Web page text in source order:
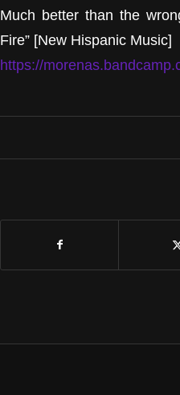
Much better than the
Fire” [New Hispanic Music]
https://